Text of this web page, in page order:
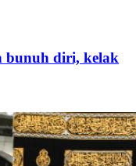
bunuh diri, kelak